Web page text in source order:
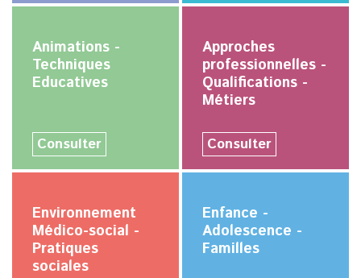
Animations -
Techniques
Educatives
Consulter
Approches
professionnelles -
Qualifications -
Métiers
Consulter
Environnement
Médico-social -
Pratiques
sociales
Enfance -
Adolescence -
Familles